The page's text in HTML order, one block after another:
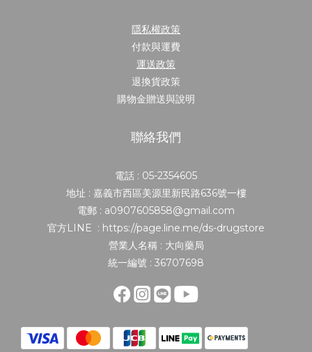
隱私權政策
付款與運費
運送政策
退換貨政策
購物金贈送與說明
聯絡我們
電話 : 05-2354605
地址 : 嘉義市西區美源里新民路636號一樓
電郵 : a0907605858@gmail.com
官方LINE : https://page.line.me/ds-drugstore
營業人名稱 : 大向藥局
統一編號 : 36707698